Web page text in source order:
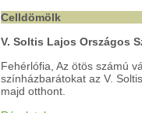
Celldömölk
V. Soltis Lajos Országos
Fehérlófia, Az ötös számú
színházbarátokat az V.
majd otthont.